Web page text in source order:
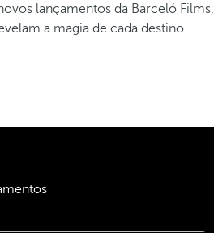
lançamentos da Barceló Films,
a magia de cada destino.